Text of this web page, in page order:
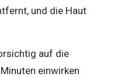
und die Haut
auf die
einwirken